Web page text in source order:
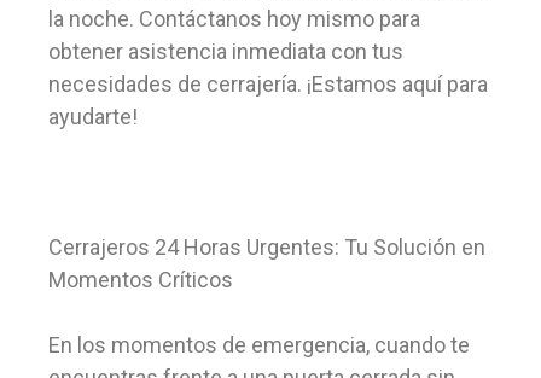
la noche. Contáctanos hoy mismo para
obtener asistencia inmediata con tus
necesidades de cerrajería. ¡Estamos aquí para
ayudarte!
Cerrajeros 24 Horas Urgentes: Tu Solución en
Momentos Críticos
En los momentos de emergencia, cuando te